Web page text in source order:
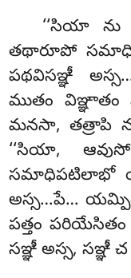
‘‘సియా
తథారూపో
పథవిసఞ్ఞీ
ముతం విఞ్ఞాతం
మనసా, తత్రాపి న
‘‘సియా,
సమాధిపటిలాభో
అస్స…పే…
పత్తం
సఞ్ఞీ అస్స, సఞ్ఞీ